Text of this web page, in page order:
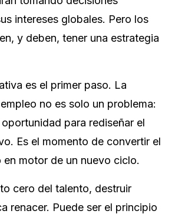
intereses globales. Pero los
y deben, tener una estrategia
es el primer paso. La
no es solo un problema:
para rediseñar el
Es el momento de convertir el
motor de un nuevo ciclo.
cero del talento, destruir
renacer. Puede ser el principio